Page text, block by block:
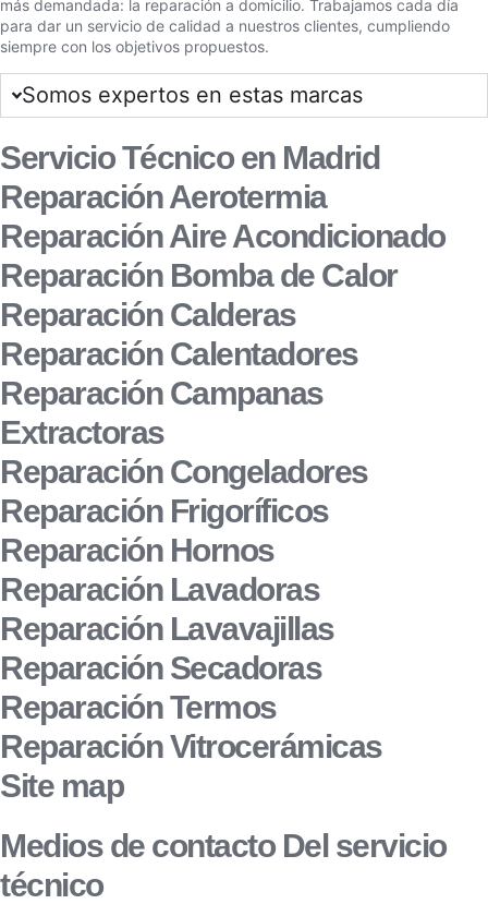
más demandada: la reparación a domicilio. Trabajamos cada día
para dar un servicio de calidad a nuestros clientes, cumpliendo
siempre con los objetivos propuestos.
Somos expertos en estas marcas
Servicio Técnico en Madrid
Reparación Aerotermia
Reparación Aire Acondicionado
Reparación Bomba de Calor
Reparación Calderas
Reparación Calentadores
Reparación Campanas
Extractoras
Reparación Congeladores
Reparación Frigoríficos
Reparación Hornos
Reparación Lavadoras
Reparación Lavavajillas
Reparación Secadoras
Reparación Termos
Reparación Vitrocerámicas
Site map
Medios de contacto Del servicio
técnico